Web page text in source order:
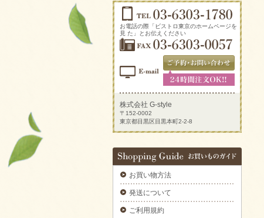
2025/09/29
新鮮トマトのカプレーゼをご注文いただきま
した。
2025/09/29
炙りサーモンのカルパッチョをご注文いただ
きました。
ラグジュアリーパーティプレートをご注文い
2025/09/29
デラックスミートプレートをご注文いただき
ました。
2025/09/29
ブルスケッタカナッペサンドオードブル 【要
お電話の際「ビストロ東京のホームページを
見 た」とお伝えください
株式会社 G-style
〒152-0002
東京都目黒区目黒本町2-2-8
お買い物方法
発送について
ご利用規約